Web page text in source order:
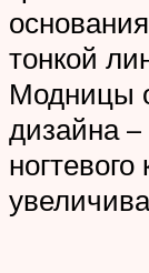
тонкой
Модницы
дизайна